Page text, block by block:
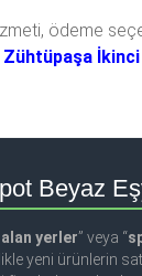
ödeme
Zühtüpaşa İkinci
Beyaz
yerler” veya “
yeni ürünlerin